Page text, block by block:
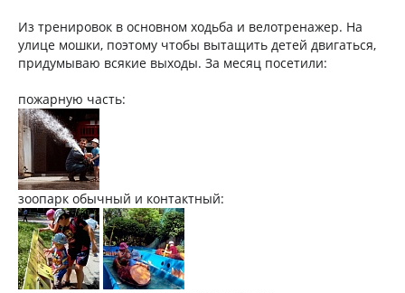
Из тренировок в основном ходьба и велотренажер. На
улице мошки, поэтому чтобы вытащить детей двигаться,
придумываю всякие выходы. За месяц посетили:
пожарную часть:
зоопарк обычный и контактный: